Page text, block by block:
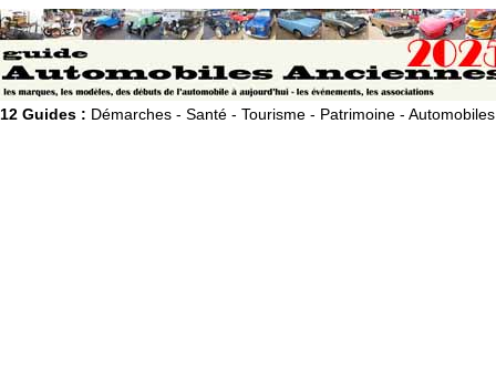
12 Guides : Démarches - Santé - Tourisme - Patrimoine - Automobiles